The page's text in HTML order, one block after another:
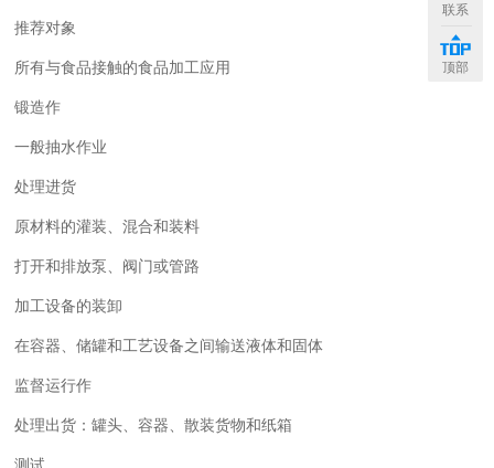
推荐对象
所有与食品接触的食品加工应用
锻造作
一般抽水作业
处理进货
原材料的灌装、混合和装料
打开和排放泵、阀门或管路
加工设备的装卸
在容器、储罐和工艺设备之间输送液体和固体
监督运行作
处理出货：罐头、容器、散装货物和纸箱
联系
顶部